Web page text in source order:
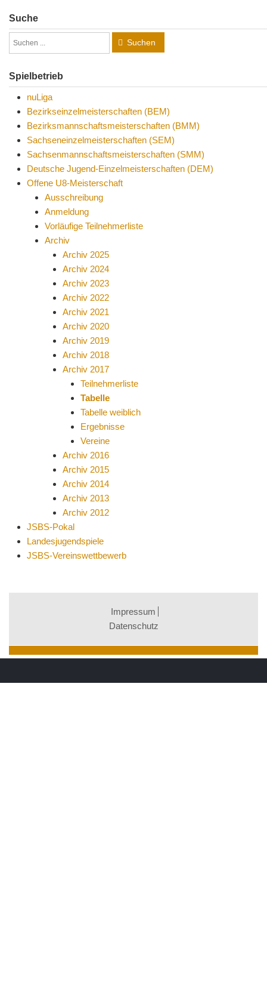
Suche
Suchen
Spielbetrieb
nuLiga
Bezirkseinzelmeisterschaften (BEM)
Bezirksmannschaftsmeisterschaften (BMM)
Sachseneinzelmeisterschaften (SEM)
Sachsenmannschaftsmeisterschaften (SMM)
Deutsche Jugend-Einzelmeisterschaften (DEM)
Offene U8-Meisterschaft
Ausschreibung
Anmeldung
Vorläufige Teilnehmerliste
Archiv
Archiv 2025
Archiv 2024
Archiv 2023
Archiv 2022
Archiv 2021
Archiv 2020
Archiv 2019
Archiv 2018
Archiv 2017
Teilnehmerliste
Tabelle
Tabelle weiblich
Ergebnisse
Vereine
Archiv 2016
Archiv 2015
Archiv 2014
Archiv 2013
Archiv 2012
JSBS-Pokal
Landesjugendspiele
JSBS-Vereinswettbewerb
Impressum
Datenschutz